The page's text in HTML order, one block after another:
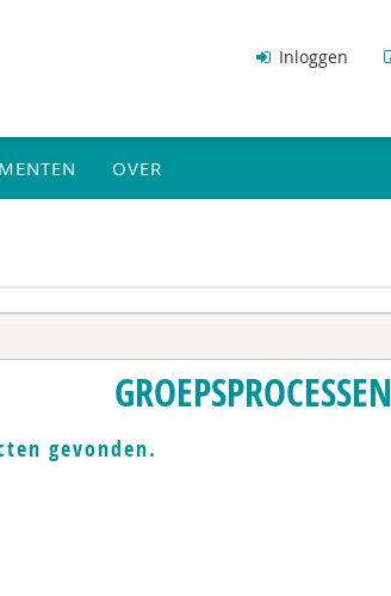
Inloggen
OVER
GROEPSPROCESSEN
gevonden.